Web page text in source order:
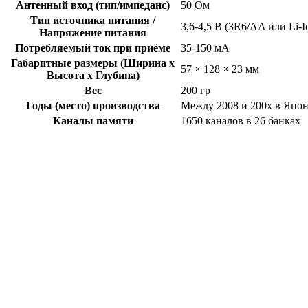
Антенный вход (тип/импеданс)
50 Ом
Тип источника питания /
Напряжение питания
3,6-4,5 В (3R6/AA или Li-
Потребляемый ток при приёме
35-150 мА
Габаритные размеры (Ширина x
Высота x Глубина)
57 × 128 × 23 мм
Вес
200 гр
Годы (место) производства
Между 2008 и 200x в
Каналы памяти
1650 каналов в 26 банках